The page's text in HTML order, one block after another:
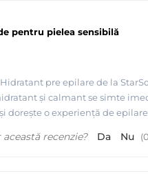
video !
pentru pielea sensibilă
pre epilare de la
și calmant se simte
dorește o experiență de
recenzie? Da Nu (0